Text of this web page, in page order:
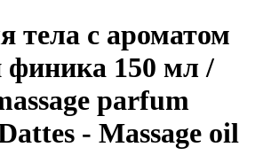
тела с ароматом
150 мл /
parfum
- Massage oil